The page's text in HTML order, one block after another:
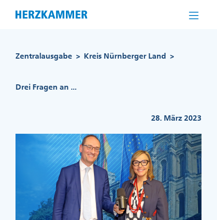
Zentralausgabe > Kreis Nürnberger Land >
Drei Fragen an ...
28. März 2023